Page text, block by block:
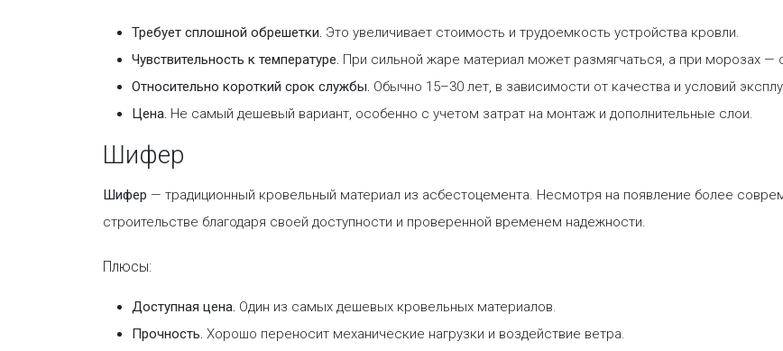
Требует сплошной обрешетки. Это увеличивает стоимость и трудоемкость устройства кровли.
Чувствительность к температуре. При сильной жаре материал может размягчаться, а при морозах —
Относительно короткий срок службы. Обычно 15–30 лет, в зависимости от качества и условий
Цена. Не самый дешевый вариант, особенно с учетом затрат на монтаж и дополнительные слои.
Шифер
Шифер — традиционный кровельный материал из асбестоцемента. Несмотря на появление более
строительстве благодаря своей доступности и проверенной временем надежности.
Плюсы:
Доступная цена. Один из самых дешевых кровельных материалов.
Прочность. Хорошо переносит механические нагрузки и воздействие ветра.